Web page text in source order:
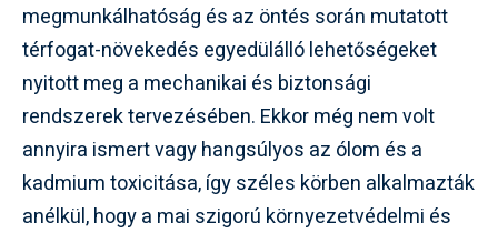
megmunkálhatóság és az öntés során mutatott
térfogat-növekedés egyedülálló lehetőségeket
nyitott meg a mechanikai és biztonsági
rendszerek tervezésében. Ekkor még nem volt
annyira ismert vagy hangsúlyos az ólom és a
kadmium toxicitása, így széles körben alkalmazták
anélkül, hogy a mai szigorú környezetvédelmi és